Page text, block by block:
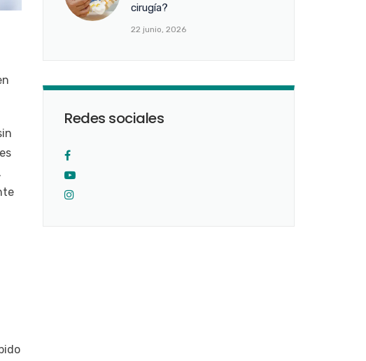
cirugía?
22 junio, 2026
Redes sociales